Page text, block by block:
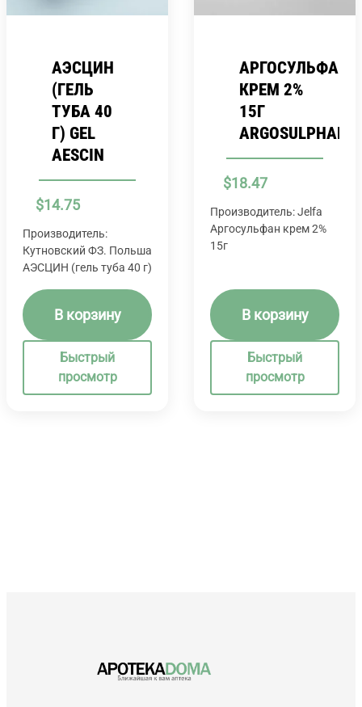
АЭСЦИН
(ГЕЛЬ
ТУБА 40
Г) GEL
AESCIN
$14.75
Производитель:
Кутновский ФЗ. Польша
АЭСЦИН (гель туба 40 г)
В корзину
Быстрый
просмотр
АРГОСУЛЬФАН
КРЕМ 2%
15Г
ARGOSULPHAN
$18.47
Производитель: Jelfa
Аргосульфан крем 2%
15г
В корзину
Быстрый
просмотр